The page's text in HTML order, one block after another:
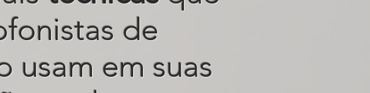
de
usam em suas